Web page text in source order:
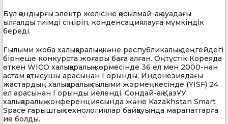
Бұл қондырғы электр желісіне қосылмай-ақ ауадағы
ылғалды тиімді сіңіріп, конденсациялауға мүмкіндік
береді.
Ғылыми жоба халықаралық және республикалық деңгейдегі
бірнеше конкурста жоғары баға алған. Оңтүстік Кореяда
өткен WICO халықаралық көрмесінде 36 ел мен 2000-нан
астам қатысушы арасынан I орынды, Индонезиядағы
жастардың халықаралық ғылыми жәрмеңкесінде (YISF) 24
ел арасынан I орынды иеленді. Сондай-ақ ҚазҰУ
халықаралық конференциясында және Kazakhstan Smart
Space ғарыштық технологиялар байқауында марапаттарға
ие болды.